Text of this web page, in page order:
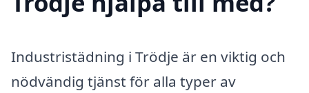
Industristädning i Trödje är en viktig och
nödvändig tjänst för alla typer av